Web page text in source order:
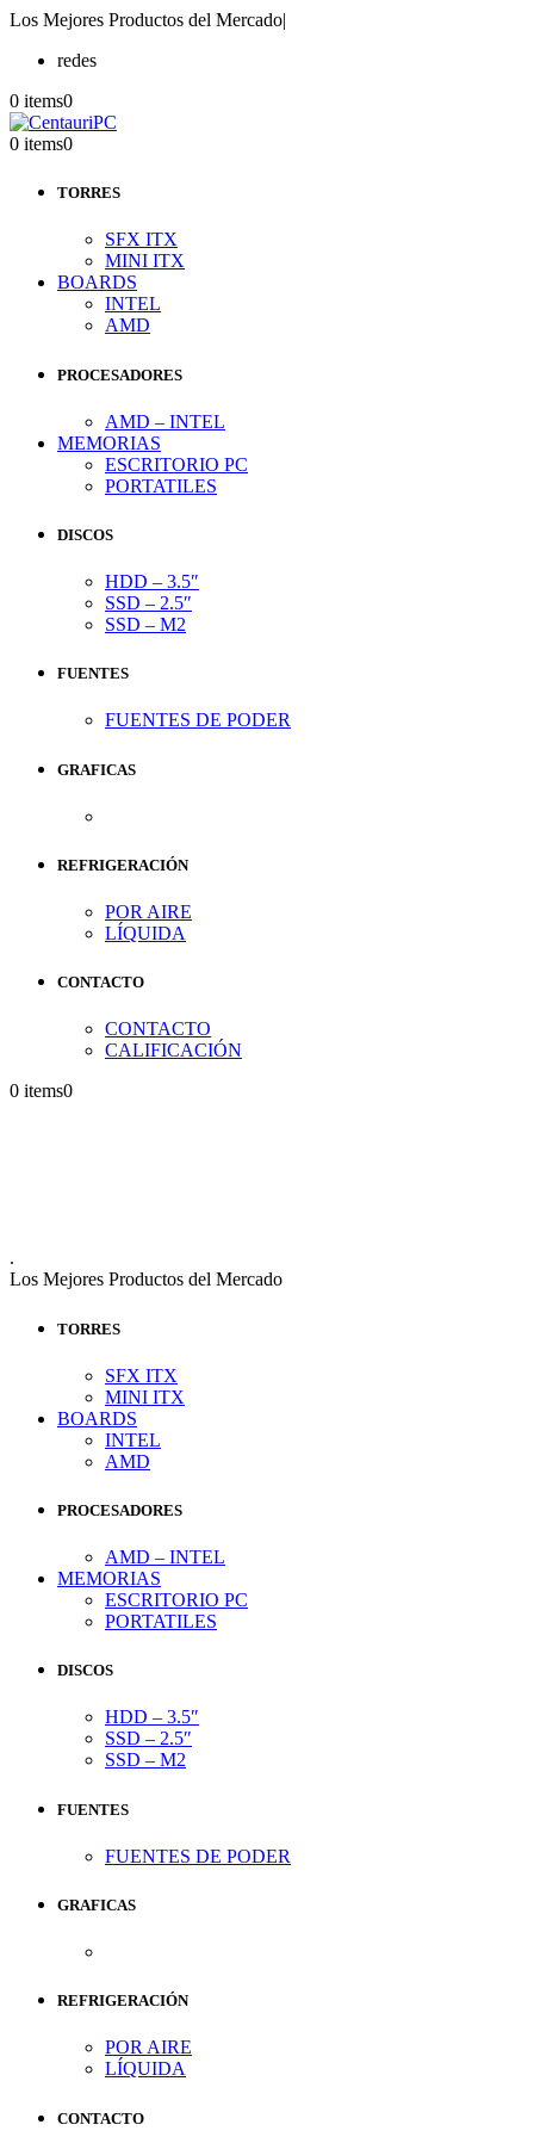
Los Mejores Productos del Mercado|
redes
0 items0
0 items0
TORRES
SFX ITX
MINI ITX
BOARDS
INTEL
AMD
PROCESADORES
AMD – INTEL
MEMORIAS
ESCRITORIO PC
PORTATILES
DISCOS
HDD – 3.5″
SSD – 2.5″
SSD – M2
FUENTES
FUENTES DE PODER
GRAFICAS
REFRIGERACIÓN
POR AIRE
LÍQUIDA
CONTACTO
CONTACTO
CALIFICACIÓN
0 items0
.
Los Mejores Productos del Mercado
TORRES
SFX ITX
MINI ITX
BOARDS
INTEL
AMD
PROCESADORES
AMD – INTEL
MEMORIAS
ESCRITORIO PC
PORTATILES
DISCOS
HDD – 3.5″
SSD – 2.5″
SSD – M2
FUENTES
FUENTES DE PODER
GRAFICAS
REFRIGERACIÓN
POR AIRE
LÍQUIDA
CONTACTO